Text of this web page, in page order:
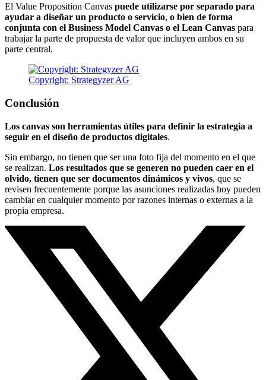
El Value Proposition Canvas puede utilizarse por separado para
ayudar a diseñar un producto o servicio, o bien de forma
conjunta con el Business Model Canvas o el Lean Canvas para
trabajar la parte de propuesta de valor que incluyen ambos en su
parte central.
Copyright: Strategyzer AG
Conclusión
Los canvas son herramientas útiles para definir la estrategia a
seguir en el diseño de productos digitales.
Sin embargo, no tienen que ser una foto fija del momento en el que
se realizan. Los resultados que se generen no pueden caer en el
olvido, tienen que ser documentos dinámicos y vivos, que se
revisen frecuentemente porque las asunciones realizadas hoy pueden
cambiar en cualquier momento por razones internas o externas a la
propia empresa.